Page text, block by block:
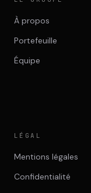
À propos
Portefeuille
Équipe
LÉGAL
Mentions légales
Confidentialité